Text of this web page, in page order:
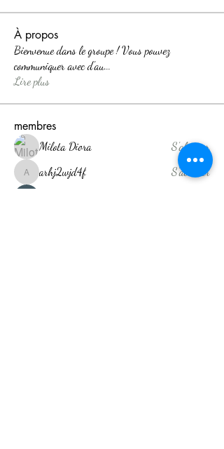
À propos
Bienvenue dans le groupe ! Vous pouvez
communiquer avec d'au...
Lire plus
membres
Milota Diora S'abonner
arhj2wjd4f
arhj2wjd4f
S'abonner